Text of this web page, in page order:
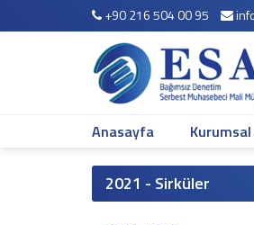
Anasayfa
Misyonumuz
Yönetim Kadromuz
Şirket Bilgileri
+90 216 504 00 95
Anasayfa Kurumsal
2021 - Sirküler